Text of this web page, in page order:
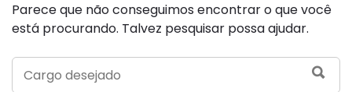
Parece que não conseguimos encontrar o que você
está procurando. Talvez pesquisar possa ajudar.
SEARCH
FOR: